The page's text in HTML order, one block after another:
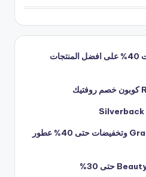
كود خصم متجر ماهر تخفيضات 40% على افضل المنتجات
كود خصم قراس للعطور Grasse وتخفيضات حتى 40% عطور